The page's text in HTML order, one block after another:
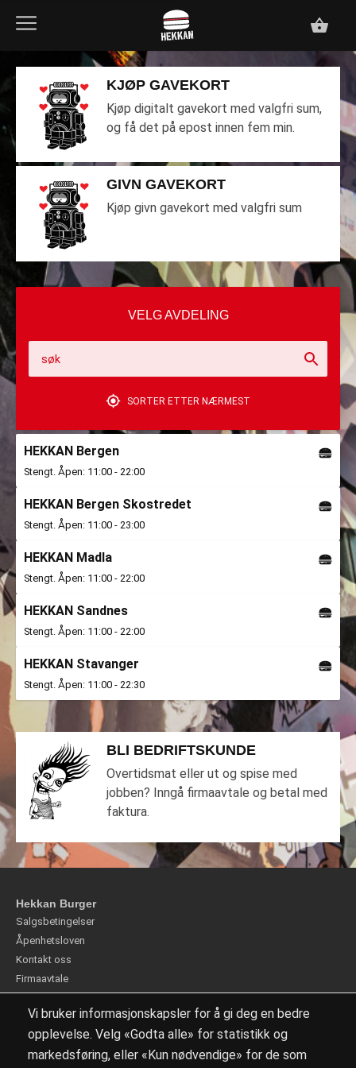
KJØP GAVEKORT
Kjøp digitalt gavekort med valgfri sum,
og få det på epost innen fem min.
GIVN GAVEKORT
Kjøp givn gavekort med valgfri sum
VELG AVDELING
søk
SORTER ETTER NÆRMEST
HEKKAN Bergen
Stengt. Åpen: 11:00 - 22:00
HEKKAN Bergen Skostredet
Stengt. Åpen: 11:00 - 23:00
HEKKAN Madla
Stengt. Åpen: 11:00 - 22:00
HEKKAN Sandnes
Stengt. Åpen: 11:00 - 22:00
HEKKAN Stavanger
Stengt. Åpen: 11:00 - 22:30
BLI BEDRIFTSKUNDE
Overtidsmat eller ut og spise med
jobben? Inngå firmaavtale og betal med
faktura.
Vi bruker informasjonskapsler for å gi deg en bedre
opplevelse. Velg «Godta alle» for statistikk og
markedsføring, eller «Kun nødvendige» for de som
Hekkan Burger
Salgsbetingelser
Åpenhetsloven
Kontakt oss
Firmaavtale
Våre avdelinger
Logg inn
Cookie-innstillinger